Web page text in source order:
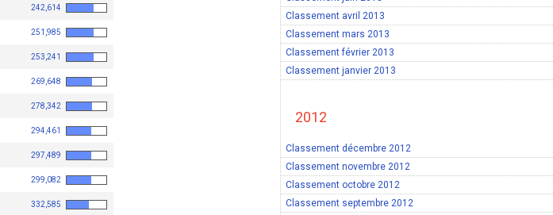
242,614
251,985
253,241
269,648
278,342
294,461
297,489
299,082
332,585
Classement avril 2013
Classement mars 2013
Classement février 2013
Classement janvier 2013
2012
Classement décembre 2012
Classement novembre 2012
Classement octobre 2012
Classement septembre 2012